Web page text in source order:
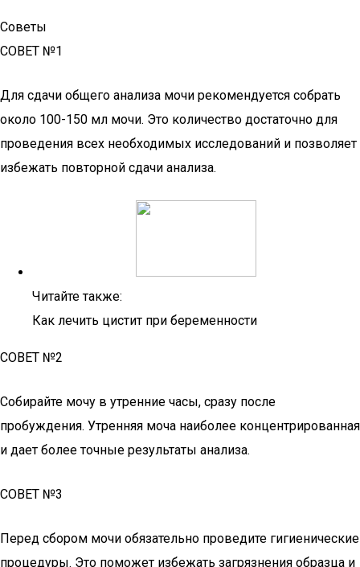
Советы
СОВЕТ №1
Для сдачи общего анализа мочи рекомендуется собрать
около 100-150 мл мочи. Это количество достаточно для
проведения всех необходимых исследований и позволяет
избежать повторной сдачи анализа.
Читайте также:
Как лечить цистит при беременности
СОВЕТ №2
Собирайте мочу в утренние часы, сразу после
пробуждения. Утренняя моча наиболее концентрированная
и дает более точные результаты анализа.
СОВЕТ №3
Перед сбором мочи обязательно проведите гигиенические
процедуры. Это поможет избежать загрязнения образца и